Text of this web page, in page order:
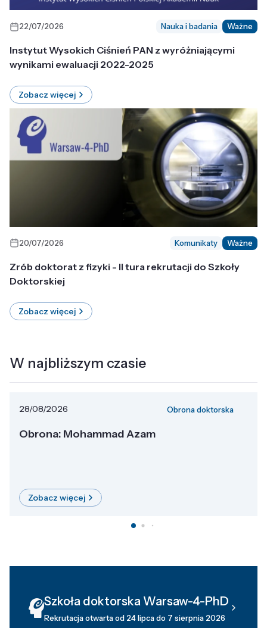
22/07/2026 Nauka i badania Ważne
Instytut Wysokich Ciśnień PAN z wyróżniającymi
wynikami ewaluacji 2022-2025
Zobacz więcej
20/07/2026 Komunikaty Ważne
Zrób doktorat z fizyki - II tura rekrutacji do Szkoły
Doktorskiej
Zobacz więcej
W najbliższym czasie
28/08/2026 Obrona doktorska
Obrona: Mohammad Azam
Zobacz więcej
Szkoła doktorska Warsaw-4-PhD
Rekrutacja otwarta od 24 lipca do 7 sierpnia 2026